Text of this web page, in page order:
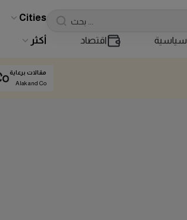
Cities
سياسية اقتصاد أكثر
مقالات برعاية
Alak and Co